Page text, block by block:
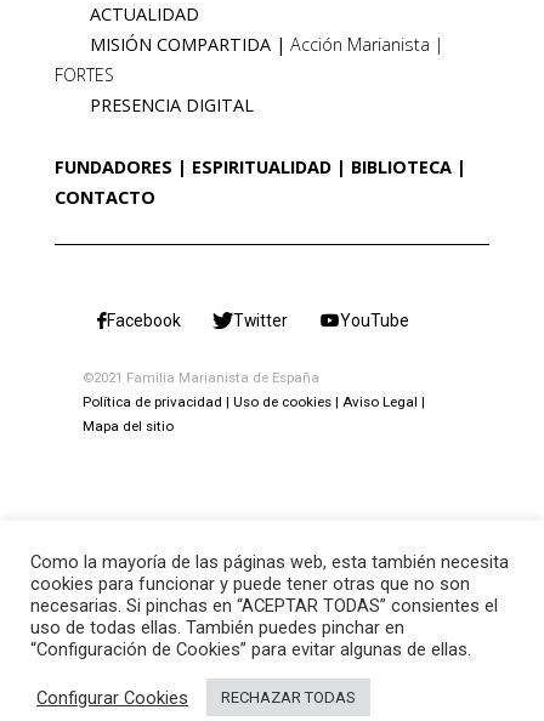
ACTUALIDAD
MISIÓN COMPARTIDA
Acción Marianista
FORTES
PRESENCIA DIGITAL
FUNDADORES ESPIRITUALIDAD
BIBLIOTECA
CONTACTO
Facebook Twitter YouTube
©2021 Familia Marianista de España
Política de privacidad
Uso de cookies
Aviso Legal
Mapa del sitio
Como la mayoría de las páginas web, esta también necesita
cookies para funcionar y puede tener otras que no son
necesarias. Si pinchas en “ACEPTAR TODAS” consientes el
uso de todas ellas. También puedes pinchar en
“Configuración de Cookies” para evitar algunas de ellas.
Configurar Cookies RECHAZAR TODAS